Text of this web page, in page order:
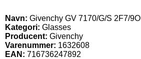
Navn: Givenchy GV 7170/G/S 2F7/9O
Kategori: Glasses
Producent: Givenchy
Varenummer: 1632608
EAN: 716736247892